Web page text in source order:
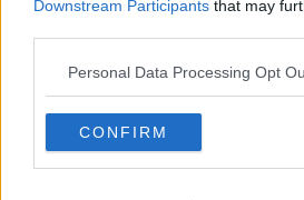
Downstream Participants that may
Personal Data Processing Opt
CONFIRM
Il girasole più alto